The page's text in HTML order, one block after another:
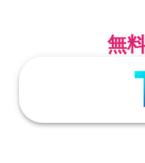
キ
ス
タ
ー!?
無